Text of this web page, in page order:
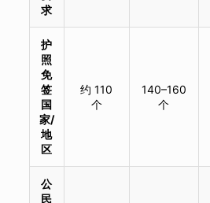
求
护
照
免
签
国
家/
地
区
约 110
个
140–160
个
公
民